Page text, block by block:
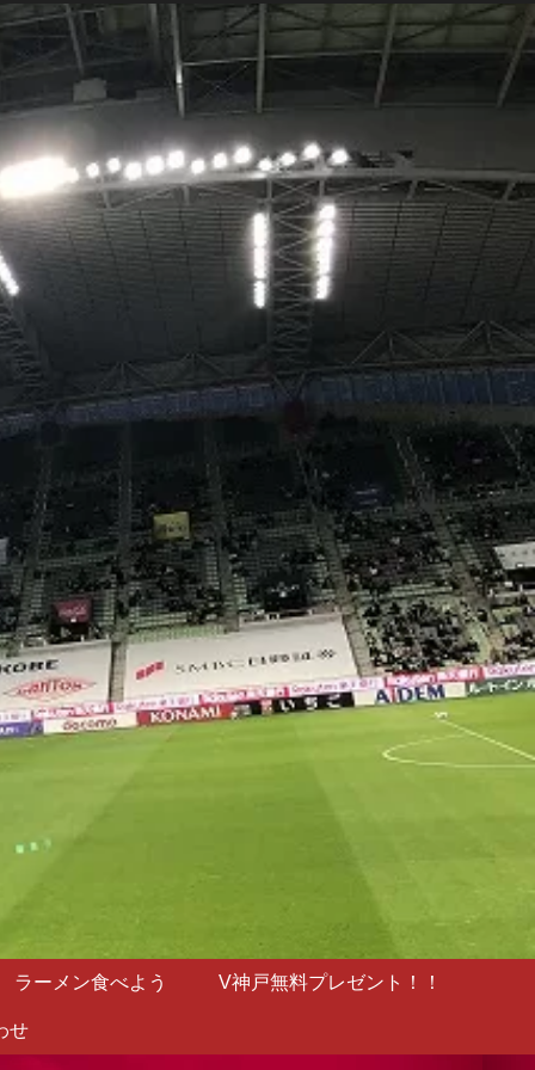
ラーメン食べよう V神戸無料プレゼント！！
せ